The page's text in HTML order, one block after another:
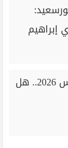
إبراهيم
كسوف كلي للشمس 12 أغسطس 2026.. هل